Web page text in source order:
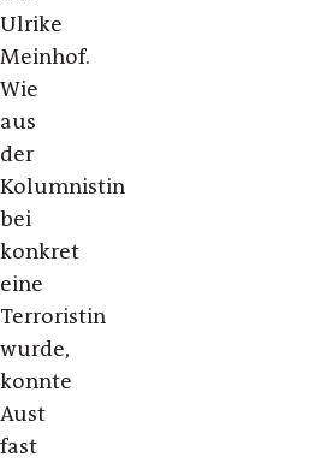
Ulrike
Meinhof.
Wie
aus
der
Kolumnistin
bei
konkret
eine
Terroristin
wurde,
konnte
Aust
fast